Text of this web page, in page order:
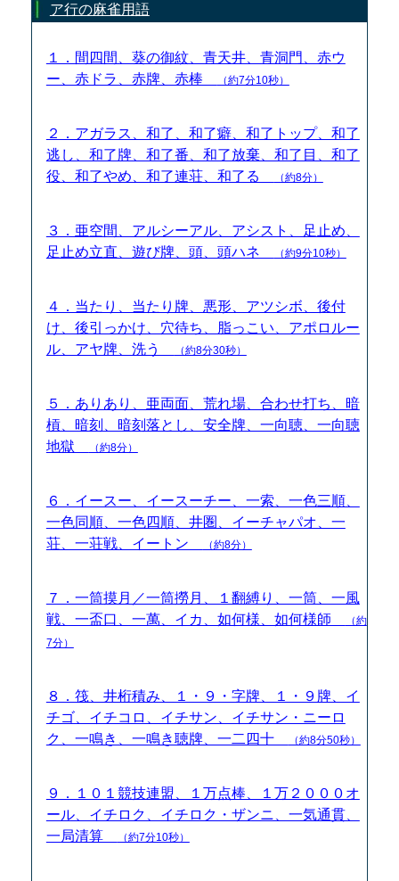
ア行の麻雀用語
１．間四間、葵の御紋、青天井、青洞門、赤ウ
ー、赤ドラ、赤牌、赤棒
（約7分10秒）
２．アガラス、和了、和了癖、和了トップ、和了
逃し、和了牌、和了番、和了放棄、和了目、和了
役、和了やめ、和了連荘、和了る
（約8分）
３．亜空間、アルシーアル、アシスト、足止め、
足止め立直、遊び牌、頭、頭ハネ
（約9分10秒）
４．当たり、当たり牌、悪形、アツシボ、後付
け、後引っかけ、穴待ち、脂っこい、アポロルー
ル、アヤ牌、洗う
（約8分30秒）
５．ありあり、亜両面、荒れ場、合わせ打ち、暗
槓、暗刻、暗刻落とし、安全牌、一向聴、一向聴
地獄
（約8分）
６．イースー、イースーチー、一索、一色三順、
一色同順、一色四順、井圏、イーチャパオ、一
荘、一荘戦、イートン
（約8分）
７．一筒摸月／一筒撈月、１翻縛り、一筒、一風
戦、一盃口、一萬、イカ、如何様、如何様師
（約
7分）
８．筏、井桁積み、１・９・字牌、１・９牌、イ
チゴ、イチコロ、イチサン、イチサン・ニーロ
ク、一鳴き、一鳴き聴牌、一二四十
（約8分50秒）
９．１０１競技連盟、１万点棒、１万２０００オ
ール、イチロク、イチロク・ザンニ、一気通貫、
一局清算
（約7分10秒）